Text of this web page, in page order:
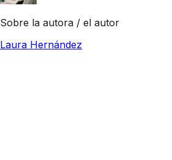
Sobre la autora / el autor
Laura Hernández